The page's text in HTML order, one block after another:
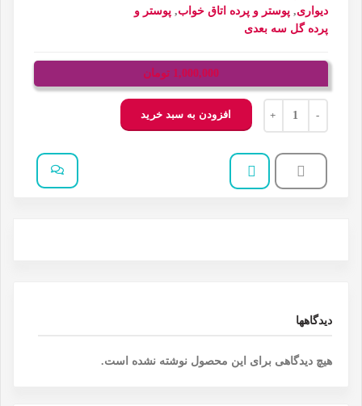
دیواری,پوستر و پرده اتاق خواب,پوستر و
پرده گل سه بعدی
1,000,000 تومان
افزودن به سبد خرید
دیدگاهها
هیچ دیدگاهی برای این محصول نوشته نشده است.